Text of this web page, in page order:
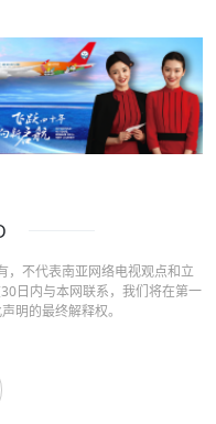
，不代表南亚网络电视观点和立
日内与本网联系，我们将在第一
明的最终解释权。